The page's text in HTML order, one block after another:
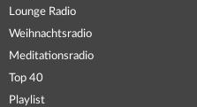
Lounge Radio
Weihnachtsradio
Meditationsradio
Top 40
Playlist